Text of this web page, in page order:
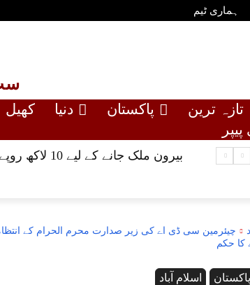
ہماری ٹیم
تازہ ترین پاکستان دنیا کھیل
پیپر
بیرون ملک جانے کے لیے 10 لاکھ روپے تک بلا سود قرض، حکومت نے عوام کو خوشخبری سنا دی
چیئرمین سی ڈی اے کی زیر صدارت محرم الحرام کے
کا حکم
اسلام آباد پاکستان